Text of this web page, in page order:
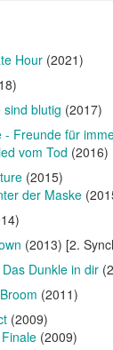
Hour (2021)
blutig (2017)
- Freunde für
vom Tod (2016)
(2015)
der Maske
(2013) [2.
Dunkle in dir
(2011)
(2009)
(2009)